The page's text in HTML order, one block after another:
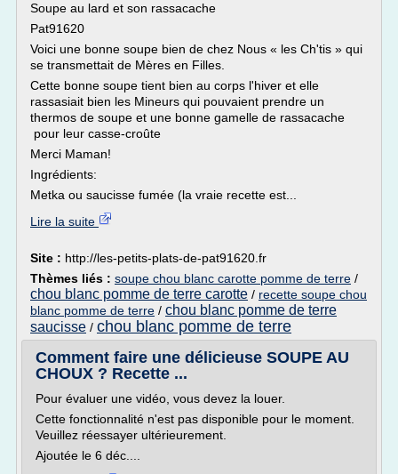
Soupe au lard et son rassacache
Pat91620
Voici une bonne soupe bien de chez Nous « les Ch'tis » qui
se transmettait de Mères en Filles.
Cette bonne soupe tient bien au corps l'hiver et elle
rassasiait bien les Mineurs qui pouvaient prendre un
thermos de soupe et une bonne gamelle de rassacache
pour leur casse-croûte
Merci Maman!
Ingrédients:
Metka ou saucisse fumée (la vraie recette est...
Lire la suite
Site : http://les-petits-plats-de-pat91620.fr
Thèmes liés : soupe chou blanc carotte pomme de terre /
chou blanc pomme de terre carotte / recette soupe chou
blanc pomme de terre / chou blanc pomme de terre
saucisse / chou blanc pomme de terre
Comment faire une délicieuse SOUPE AU
CHOUX ? Recette ...
Pour évaluer une vidéo, vous devez la louer.
Cette fonctionnalité n'est pas disponible pour le moment.
Veuillez réessayer ultérieurement.
Ajoutée le 6 déc....